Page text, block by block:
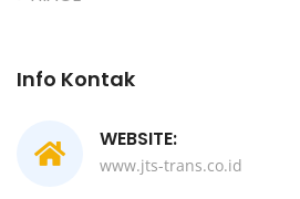
Info Kontak
WEBSITE:
www.jts-trans.co.id